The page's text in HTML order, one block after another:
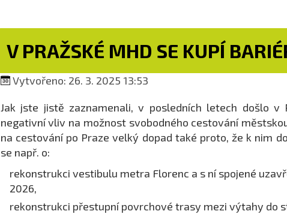
V PRAŽSKÉ MHD SE KUPÍ
Vytvořeno: 26. 3. 2025 13:53
Jak jste jistě zaznamenali, v posledních letech došlo
negativní vliv na možnost svobodného cestování
na cestování po Praze velký dopad také proto, že k nim
se např. o:
rekonstrukci vestibulu metra Florenc a s ní spojené
2026,
rekonstrukci přestupní povrchové trasy mezi výtahy do